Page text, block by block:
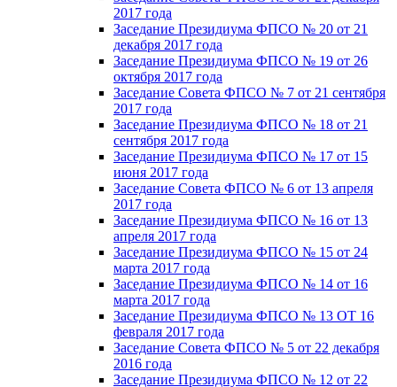
2017 года
Заседание Президиума ФПСО № 20 от 21
декабря 2017 года
Заседание Президиума ФПСО № 19 от 26
октября 2017 года
Заседание Совета ФПСО № 7 от 21 сентября
2017 года
Заседание Президиума ФПСО № 18 от 21
сентября 2017 года
Заседание Президиума ФПСО № 17 от 15
июня 2017 года
Заседание Совета ФПСО № 6 от 13 апреля
2017 года
Заседание Президиума ФПСО № 16 от 13
апреля 2017 года
Заседание Президиума ФПСО № 15 от 24
марта 2017 года
Заседание Президиума ФПСО № 14 от 16
марта 2017 года
Заседание Президиума ФПСО № 13 ОТ 16
февраля 2017 года
Заседание Совета ФПСО № 5 от 22 декабря
2016 года
Заседание Президиума ФПСО № 12 от 22